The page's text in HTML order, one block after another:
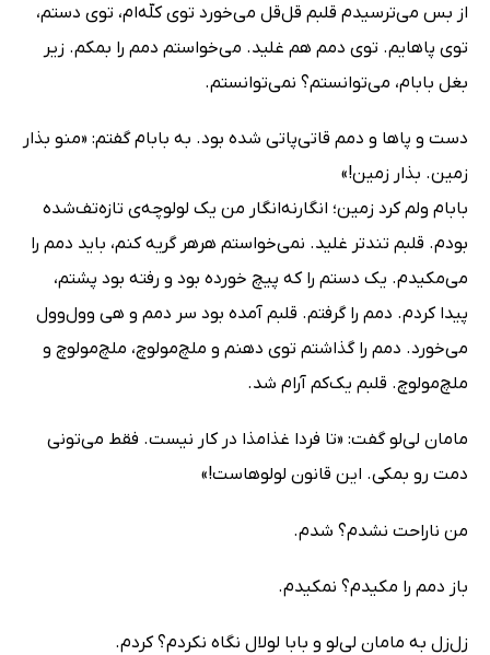
از بس می‌ترسیدم قلبم قل‌قل می‌خورد توی کلّه‌ام، توی دستم،
توی پاهایم. توی دمم هم غلید. می‌خواستم دمم را بمکم. زیر
بغل بابام، می‌توانستم؟ نمی‌توانستم.
دست و پاها و دمم قاتی‌پاتی شده بود. به بابام گفتم: «منو بذار
زمین. بذار زمین!»
بابام ولم کرد زمین؛ انگار‌نه‌انگار من یک لولوچه‌ی تازه‌تف‌شده
بودم. قلبم تندتر غلید. نمی‌خواستم هرهر گریه کنم، باید دمم را
می‌مکیدم. یک دستم را که پیچ خورده بود و رفته بود پشتم،
پیدا کردم. دمم را گرفتم. قلبم آمده بود سر دمم و هی وول‌وول
می‌خورد. دمم را گذاشتم توی دهنم و ملچ‌مولوچ، ملچ‌مولوچ و
ملچ‌مولوچ. قلبم یک‌کم آرام شد.
مامان لی‌لو گفت: «تا فردا غذا‌مذا در کار نیست. فقط می‌تونی
دمت رو بمکی. این قانون لولوهاست!»
من ناراحت نشدم؟ شدم.
باز دمم را مکیدم؟ نمکیدم.
زل‌زل به مامان لی‌لو و بابا لولال نگاه نکردم؟ کردم.